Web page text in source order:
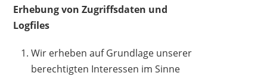
Erhebung von Zugriffsdaten und
Logfiles
Wir erheben auf Grundlage unserer
berechtigten Interessen im Sinne